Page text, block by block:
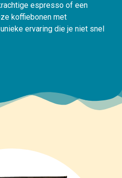
espresso of een
koffiebonen met
ervaring die je niet snel